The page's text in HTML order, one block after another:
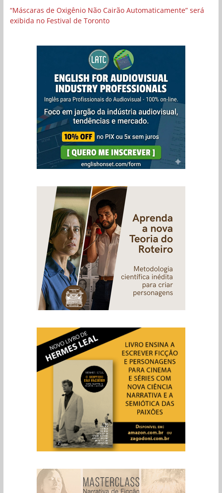
“Máscaras de Oxigênio Não Cairão Automaticamente” será
exibida no Festival de Toronto